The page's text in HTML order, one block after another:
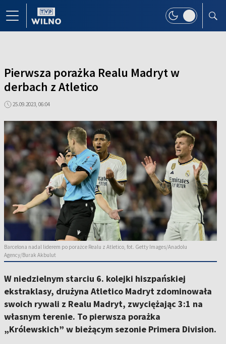
Pierwsza porażka Realu Madryt w
derbach z Atletico
25.09.2023, 06:04
Barcelona nadal liderem po porażce Realu z Atletico, fot. Getty Images/Anadolu
Agency/Burak Akbulut
W niedzielnym starciu 6. kolejki hiszpańskiej
ekstraklasy, drużyna Atletico Madryt zdominowała
swoich rywali z Realu Madryt, zwyciężając 3:1 na
własnym terenie. To pierwsza porażka
„Królewskich” w bieżącym sezonie Primera Division.